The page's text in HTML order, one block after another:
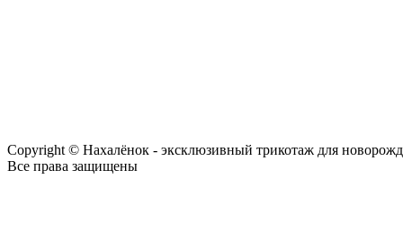
Copyright © Нахалёнок - эксклюзивный трикотаж для
Все права защищены